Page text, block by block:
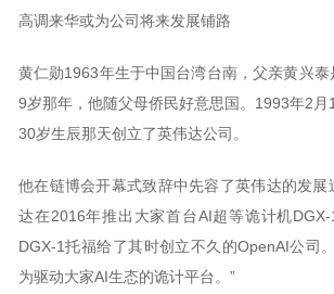
高调来华或为公司将来发展铺路
黄仁勋1963年生于中国台湾台南，父亲黄兴泰
9岁那年，他随父母侨民好意思国。1993年2
30岁生辰那天创立了英伟达公司。
他在链博会开幕式致辞中先容了英伟达的发展
达在2016年推出大家首台AI超等诡计机
DGX-1托福给了其时创立不久的OpenAI公司
为驱动大家AI生态的诡计平台。”